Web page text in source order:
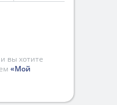
вы хотите
«Мой